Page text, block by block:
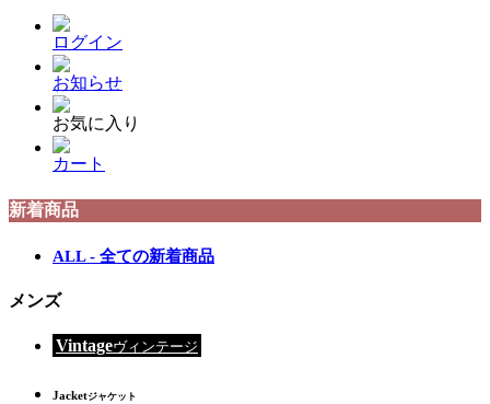
ログイン
お知らせ
お気に入り
カート
新着商品
ALL - 全ての新着商品
メンズ
Vintageヴィンテージ
Jacketジャケット